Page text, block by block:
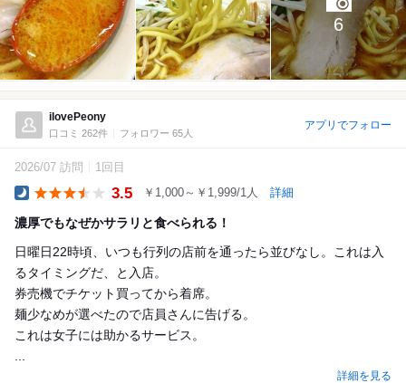
6
ilovePeony
口コミ 262件 フォロワー 65人
アプリでフォロー
2026/07 訪問 1回目
3.5 ￥1,000～￥1,999/1人 詳細
濃厚でもなぜかサラリと食べられる！
日曜日22時頃、いつも行列の店前を通ったら並びなし。これは入
るタイミングだ、と入店。
券売機でチケット買ってから着席。
麺少なめが選べたので店員さんに告げる。
これは女子には助かるサービス。
詳細を見る